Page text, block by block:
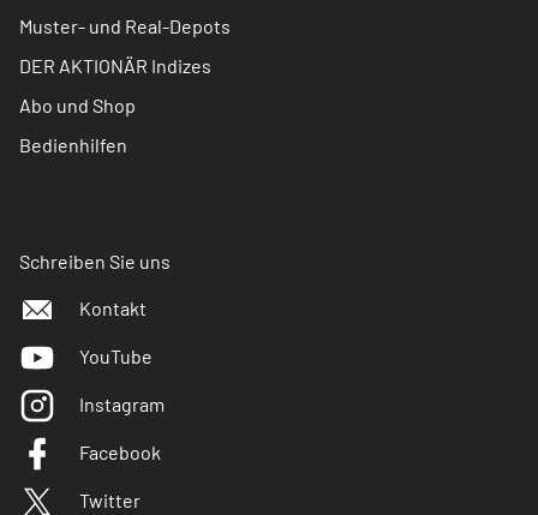
Muster- und Real-Depots
DER AKTIONÄR Indizes
Abo und Shop
Bedienhilfen
Schreiben Sie uns
Kontakt
YouTube
Instagram
Facebook
Twitter